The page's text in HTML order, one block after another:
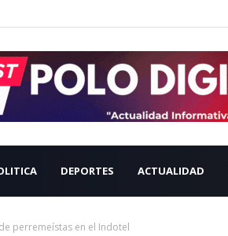
DEPORTES ACTUALIDAD
perremeístas en el Indotel